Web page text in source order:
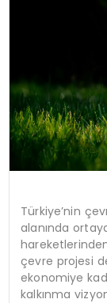
Türkiye’nin
alanında
çevre projesi
ekonomiye
kalkınma